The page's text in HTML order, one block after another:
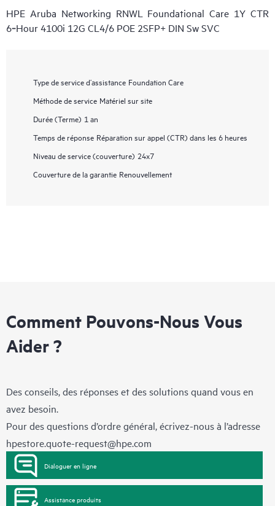
HPE Aruba Networking RNWL Foundational Care 1Y CTR
6‑Hour 4100i 12G CL4/6 POE 2SFP+ DIN Sw SVC
Type de service d’assistance Foundation Care
Méthode de service Matériel sur site
Durée (Terme) 1 an
Temps de réponse Réparation sur appel (CTR) dans les 6 heures
Niveau de service (couverture) 24x7
Couverture de la garantie Renouvellement
Comment Pouvons-Nous Vous
Aider ?
Des conseils, des réponses et des solutions quand vous en
avez besoin.
Pour des questions d’ordre général, écrivez-nous à l’adresse
hpestore.quote-request@hpe.com
Dialoguer en ligne
Assistance produits